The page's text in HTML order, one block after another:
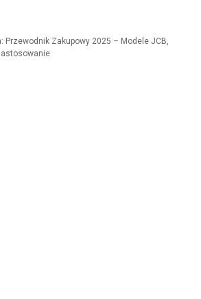
Przewodnik Zakupowy 2025 – Modele JCB,